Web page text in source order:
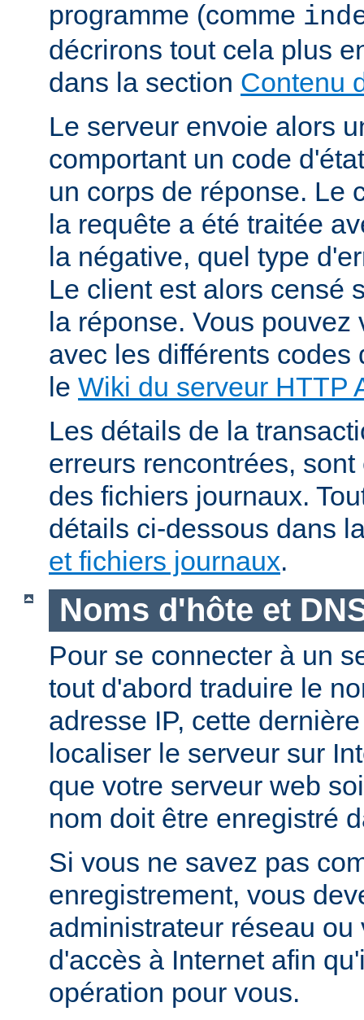
programme (comme
décrirons tout cela plus
dans la section Contenu
Le serveur envoie alors
comportant un code
un corps de réponse. Le
la requête a été traitée
la négative, quel type
Le client est alors censé
la réponse. Vous pouvez
avec les différents codes
le Wiki du serveur HTTP
Les détails de la
erreurs rencontrées,
des fichiers journaux.
détails ci-dessous dans
et fichiers journaux.
Noms d'hôte et
Pour se connecter à un
tout d'abord traduire le
adresse IP, cette
localiser le serveur sur
que votre serveur web
nom doit être enregistré
Si vous ne savez pas
enregistrement, vous
administrateur réseau ou
d'accès à Internet afin
opération pour vous.